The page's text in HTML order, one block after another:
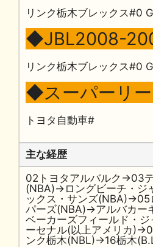
リンク栃木ブレックス#0 G
◆JBL2008-
リンク栃木ブレックス#0
◆スーパーリ
トヨタ自動車#
主な経歴
02トヨタアルバルク→03
(NBA)→ロングビーチ・
ックス・サンズ(NBA)→05
パーズ(NBA)→アルバカー
ベーカーズフィールド・
ーセナル(以上アメリカ
ンク栃木(NBL)→16栃木